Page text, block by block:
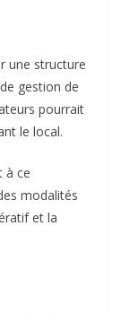
une structure
gestion de
pourrait
le local.
à ce
modalités
et la